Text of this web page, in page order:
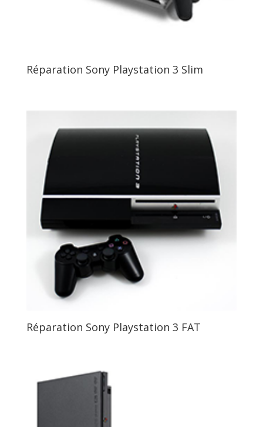
Réparation Sony Playstation 3 Slim
Réparation Sony Playstation 3 FAT